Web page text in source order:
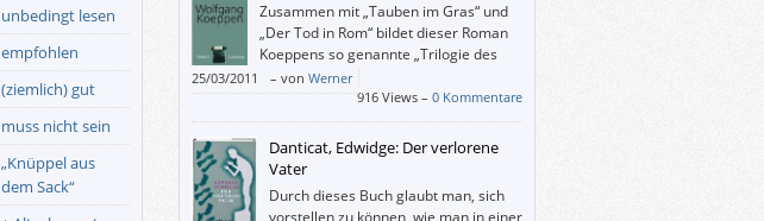
unbedingt lesen
empfohlen
(ziemlich) gut
muss nicht sein
„Knüppel aus
dem Sack“
Zusammen mit „Tauben im Gras“ und
„Der Tod in Rom“ bildet dieser Roman
Koeppens so genannte „Trilogie des
Scheiterns“, welche sich auch für einen
Rückblick oder eine (erste) Auseinandersetzung
mit der Nachkriegs-Vergangenheit eignet.
25/03/2011 – von Werner
916 Views – 0 Kommentare
Danticat, Edwidge: Der verlorene
Vater
Durch dieses Buch glaubt man, sich
vorstellen zu können, wie man in einer